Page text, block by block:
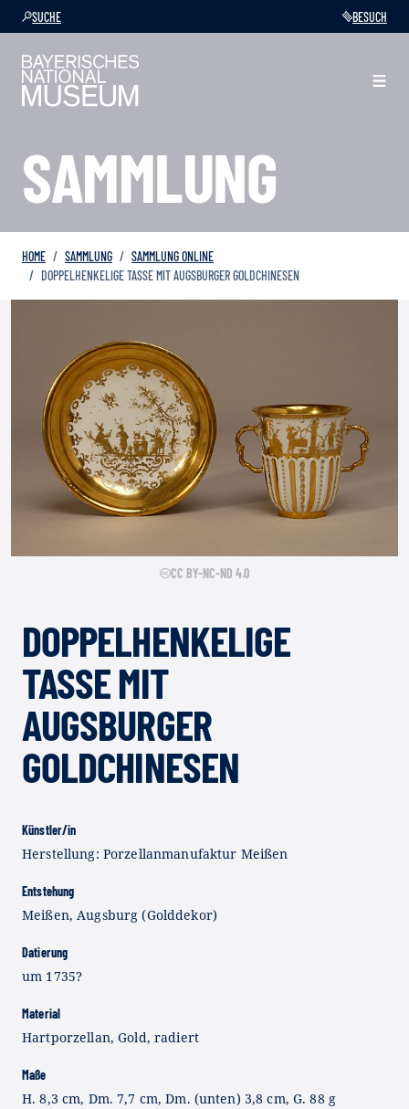
SUCHE BESUCH
SAMMLUNG
HOME SAMMLUNG
SAMMLUNG ONLINE
DOPPELHENKELIGE TASSE MIT AUGSBURGER GOLDCHINESEN
CC BY-NC-ND 4.0
DOPPELHENKELIGE
TASSE MIT
AUGSBURGER
GOLDCHINESEN
Künstler/in
Herstellung: Porzellanmanufaktur Meißen
Entstehung
Meißen, Augsburg (Golddekor)
Datierung
um 1735?
Material
Hartporzellan, Gold, radiert
Maße
H. 8,3 cm, Dm. 7,7 cm, Dm. (unten) 3,8 cm, G. 88 g